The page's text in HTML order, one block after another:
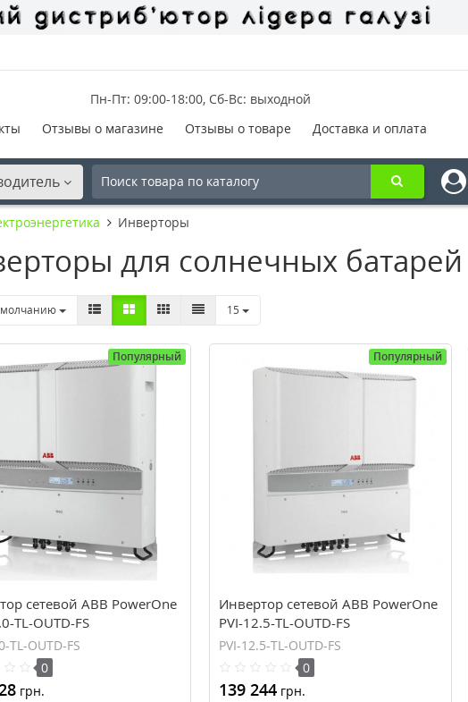
Пн-Пт: 09:00-18:00, Сб-Вс: выходной
Отзывы о магазине Отзывы о товаре Доставка и оплата
Инверторы
для солнечных батарей
15
Популярный
сетевой ABB PowerOne
TL-OUTD-FS
TL-OUTD-FS
0
грн.
Популярный
Инвертор сетевой ABB PowerOne
PVI-12.5-TL-OUTD-FS
PVI-12.5-TL-OUTD-FS
0
139 244грн.